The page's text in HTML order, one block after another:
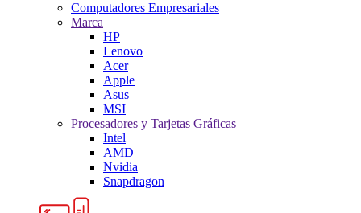
Computadores Empresariales
Marca
HP
Lenovo
Acer
Apple
Asus
MSI
Procesadores y Tarjetas Gráficas
Intel
AMD
Nvidia
Snapdragon